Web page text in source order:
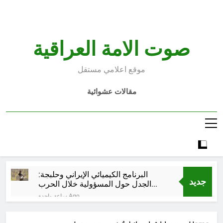
صوت الامة العراقية
موقع اعلامي مستقل
مقالات عشوائية
جديد
البرنامج الكيميائي الإيراني وحلبجة:
الجدل حول المسؤولية خلال الحرب
الإيرانية–العراقية
ساعة واحدة Ago